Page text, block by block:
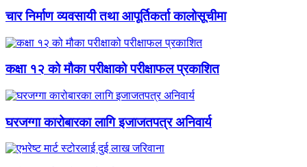
चार निर्माण व्यवसायी तथा आपूर्तिकर्ता कालोसूचीमा
कक्षा १२ को मौका परीक्षाको परीक्षाफल प्रकाशित
घरजग्गा कारोबारका लागि इजाजतपत्र अनिवार्य